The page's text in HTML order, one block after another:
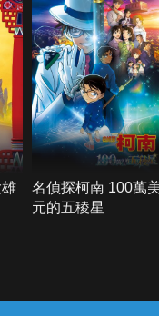
名偵探柯南 100萬
元的五稜星